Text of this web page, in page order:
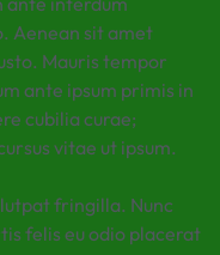
Aenean sit amet
Mauris tempor
ante ipsum primis in
cubilia curae;
vitae ut ipsum.
fringilla. Nunc
felis eu odio placerat